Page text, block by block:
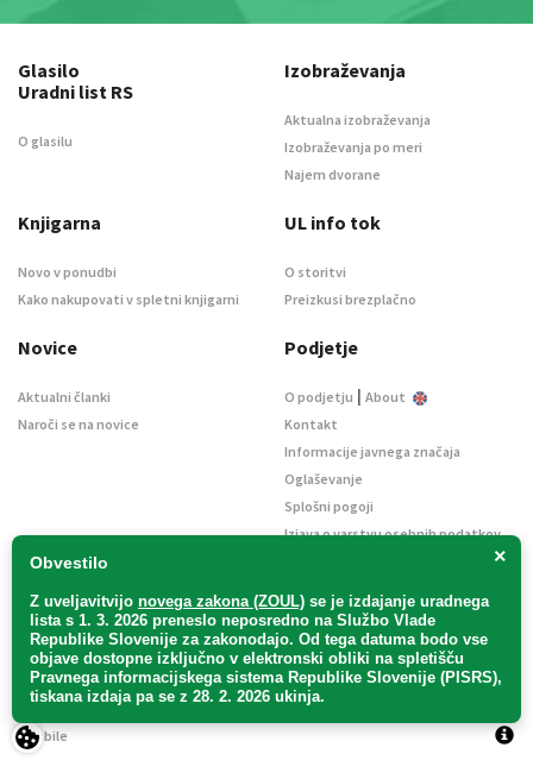
×
Obvestilo
Z uveljavitvijo novega zakona (ZOUL) se je izdajanje uradnega
lista s 1. 3. 2026 preneslo neposredno na Službo Vlade
Republike Slovenije za zakonodajo. Od tega datuma bodo vse
objave dostopne izključno v elektronski obliki na spletišču
Pravnega informacijskega sistema Republike Slovenije (PISRS),
tiskana izdaja pa se z 28. 2. 2026 ukinja.
Glasilo
Uradni list RS
O glasilu
Izobraževanja
Aktualna izobraževanja
Izobraževanja po meri
Najem dvorane
Knjigarna
Novo v ponudbi
Kako nakupovati v spletni knjigarni
UL info tok
O storitvi
Preizkusi brezplačno
Novice
Aktualni članki
Naroči se na novice
Podjetje
O podjetju | About
Kontakt
Informacije javnega značaja
Oglaševanje
Splošni pogoji
Izjava o varstvu osebnih podatkov
Uradni list d. o. o. – v likvidaciji / Vse pravice pridržane.
2Mobile